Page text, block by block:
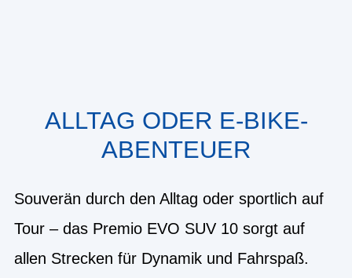
ALLTAG ODER E-BIKE-
ABENTEUER
Souverän durch den Alltag oder sportlich auf
Tour – das Premio EVO SUV 10 sorgt auf
allen Strecken für Dynamik und Fahrspaß.